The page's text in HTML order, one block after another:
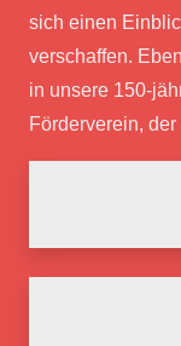
sich einen
verschaffen.
in unsere 150-
Förderverein,